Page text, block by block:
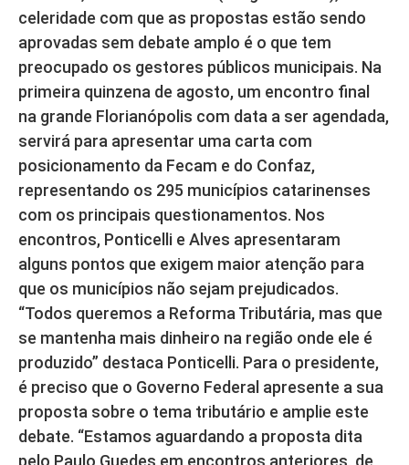
celeridade com que as propostas estão sendo
aprovadas sem debate amplo é o que tem
preocupado os gestores públicos municipais. Na
primeira quinzena de agosto, um encontro final
na grande Florianópolis com data a ser agendada,
servirá para apresentar uma carta com
posicionamento da Fecam e do Confaz,
representando os 295 municípios catarinenses
com os principais questionamentos. Nos
encontros, Ponticelli e Alves apresentaram
alguns pontos que exigem maior atenção para
que os municípios não sejam prejudicados.
“Todos queremos a Reforma Tributária, mas que
se mantenha mais dinheiro na região onde ele é
produzido” destaca Ponticelli. Para o presidente,
é preciso que o Governo Federal apresente a sua
proposta sobre o tema tributário e amplie este
debate. “Estamos aguardando a proposta dita
pelo Paulo Guedes em encontros anteriores, de